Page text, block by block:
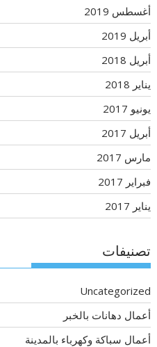
أغسطس 2019
أبريل 2019
أبريل 2018
يناير 2018
يونيو 2017
أبريل 2017
مارس 2017
فبراير 2017
يناير 2017
تصنيفات
Uncategorized
أعمال دهانات بالخبر
أعمال سباكة وكهرباء بالمدينة